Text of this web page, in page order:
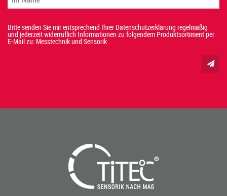
Bitte senden Sie mir entsprechend Ihrer Datenschutzerklärung regelmäßig
und jederzeit widerruflich Informationen zu folgendem Produktsortiment per
E-Mail zu: Messtechnik und Sensorik